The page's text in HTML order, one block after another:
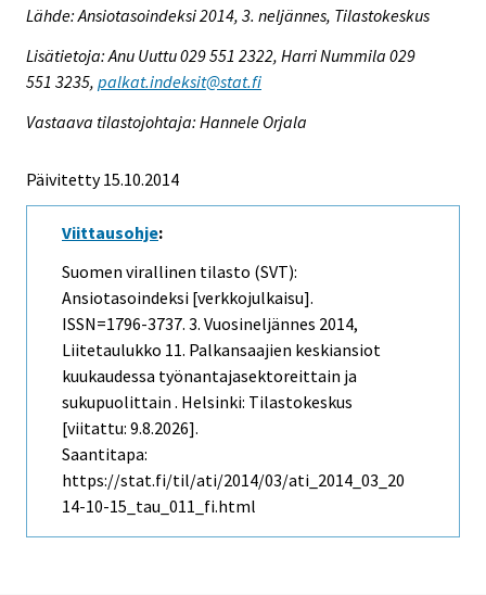
Lähde: Ansiotasoindeksi 2014, 3. neljännes, Tilastokeskus
Lisätietoja: Anu Uuttu 029 551 2322, Harri Nummila 029
551 3235, palkat.indeksit@stat.fi
Vastaava tilastojohtaja: Hannele Orjala
Päivitetty 15.10.2014
Viittausohje:
Suomen virallinen tilasto (SVT):
Ansiotasoindeksi [verkkojulkaisu].
ISSN=1796-3737. 3. Vuosineljännes 2014,
Liitetaulukko 11. Palkansaajien keskiansiot
kuukaudessa työnantajasektoreittain ja
sukupuolittain . Helsinki: Tilastokeskus
[viitattu: 9.8.2026].
Saantitapa:
https://stat.fi/til/ati/2014/03/ati_2014_03_20
14-10-15_tau_011_fi.html